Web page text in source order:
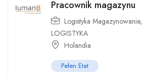
Pracownik magazynu
Logistyka Magazynowanie,
LOGISTYKA
Holandia
Pełen Etat